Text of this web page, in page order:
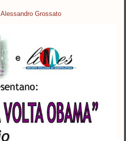
Alessandro Grossato